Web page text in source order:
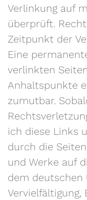
Verlinkung auf
überprüft.
Zeitpunkt der
Eine
verlinkten
Anhaltspunkte
zumutbar.
ich diese Links
durch die
und Werke auf
dem deutschen
Vervielfältigung,